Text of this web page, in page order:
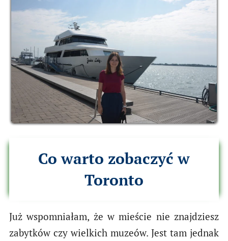
Co warto zobaczyć w
Toronto
Już wspomniałam, że w mieście nie znajdziesz
zabytków czy wielkich muzeów. Jest tam jednak